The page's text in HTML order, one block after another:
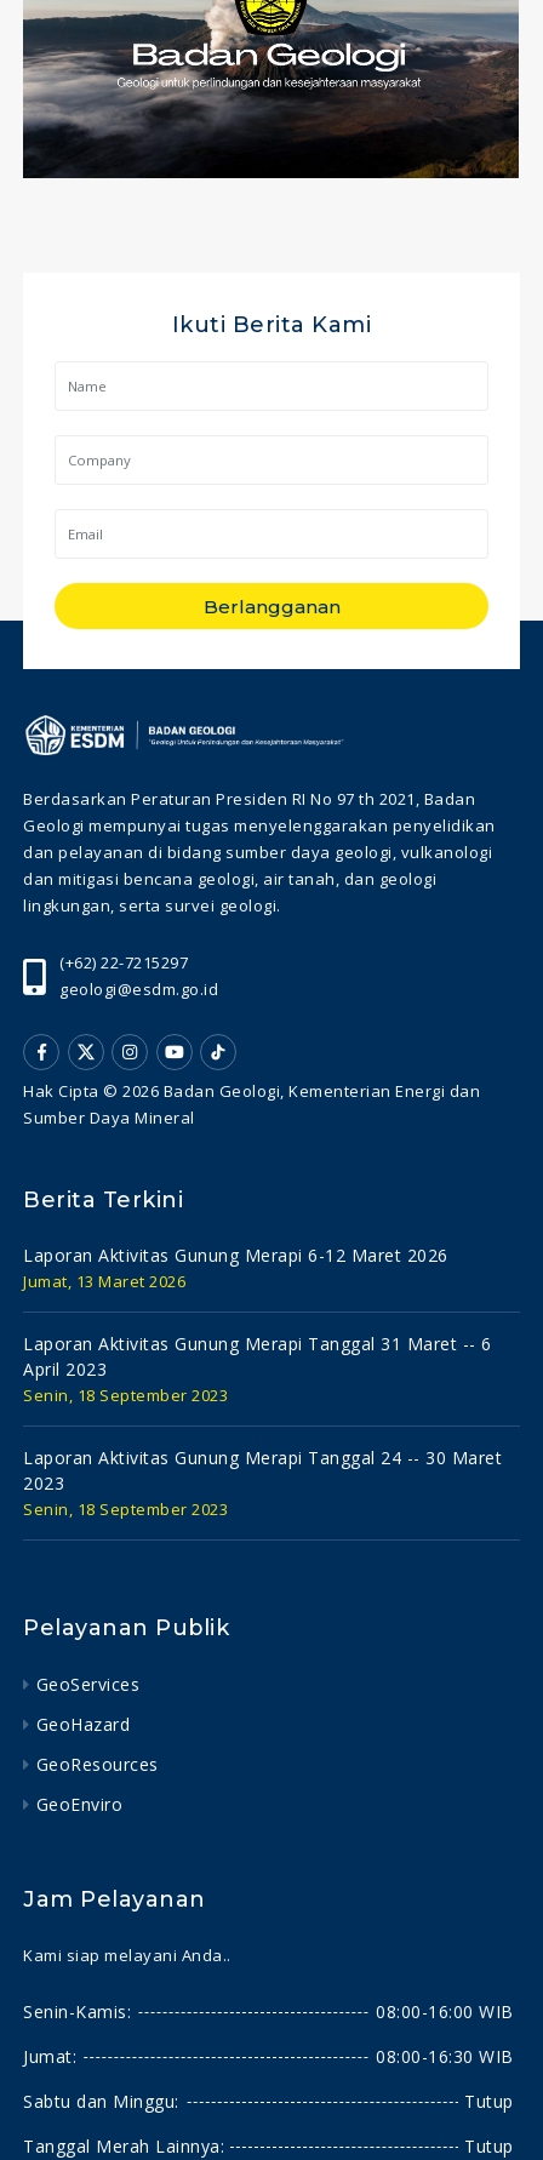
Ikuti Berita Kami
Berlangganan
Berdasarkan Peraturan Presiden RI No 97 th 2021, Badan
Geologi mempunyai tugas menyelenggarakan penyelidikan
dan pelayanan di bidang sumber daya geologi, vulkanologi
dan mitigasi bencana geologi, air tanah, dan geologi
lingkungan, serta survei geologi.
(+62) 22-7215297
geologi@esdm.go.id
Hak Cipta © 2026 Badan Geologi, Kementerian Energi dan
Sumber Daya Mineral
Berita Terkini
Laporan Aktivitas Gunung Merapi 6-12 Maret 2026
Jumat, 13 Maret 2026
Laporan Aktivitas Gunung Merapi Tanggal 31 Maret -- 6
April 2023
Senin, 18 September 2023
Laporan Aktivitas Gunung Merapi Tanggal 24 -- 30 Maret
2023
Senin, 18 September 2023
Pelayanan Publik
GeoServices
GeoHazard
GeoResources
GeoEnviro
Jam Pelayanan
Kami siap melayani Anda..
Senin-Kamis:
08:00-16:00 WIB
Jumat:
08:00-16:30 WIB
Sabtu dan Minggu:
Tutup
Tanggal Merah Lainnya:
Tutup